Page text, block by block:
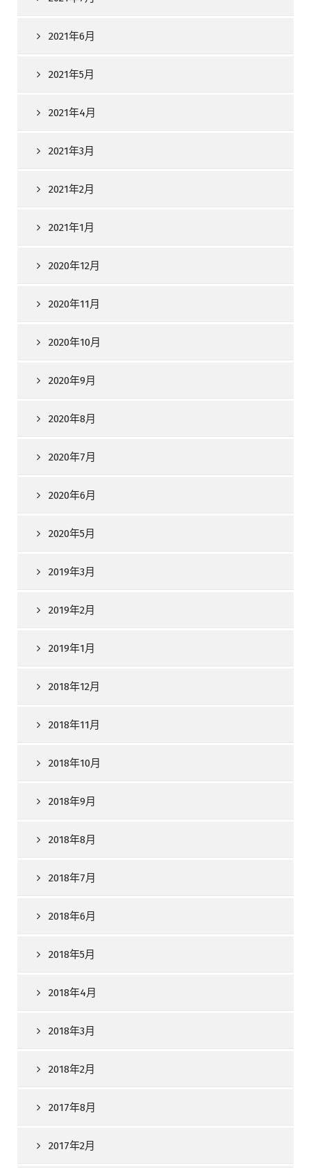
2021年6月
2021年5月
2021年4月
2021年3月
2021年2月
2021年1月
2020年12月
2020年11月
2020年10月
2020年9月
2020年8月
2020年7月
2020年6月
2020年5月
2019年3月
2019年2月
2019年1月
2018年12月
2018年11月
2018年10月
2018年9月
2018年8月
2018年7月
2018年6月
2018年5月
2018年4月
2018年3月
2018年2月
2017年8月
2017年2月